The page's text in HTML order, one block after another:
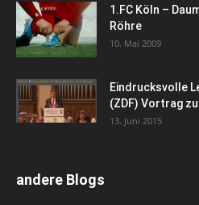
1.FC Köln –
Röhre
10. Mai 2009
Eindrucksvolle
(ZDF) Vortrag
13. Juni 2015
andere Blogs